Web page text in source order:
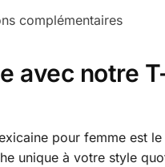
complémentaires
avec notre
pour femme est
unique à votre style